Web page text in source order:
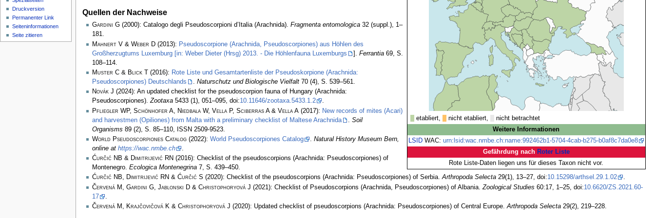
etabliert, nicht etabliert,
nicht betrachtet
Weitere Informationen
LSIDWAC: urn:lsid:wac.nmbe.ch:name:992462b1-5704-4cab-b275-b0af8c7da0e8
Gefährdung nach Roter Liste
Rote Liste-Daten liegen uns für dieses Taxon nicht vor.
Quellen der Nachweise
Gardini G(2000): Catalogo degli Pseudoscorpioni d’Italia (Arachnida). Fragmenta entomologica32 (suppl.), 1–
181.
Mahnert V & Weber D(2013): Pseudoscorpione (Arachnida, Pseudoscorpiones) aus Höhlen des
Großherzugtums Luxemburg [in: Weber Dieter (Hrsg) 2013. - Die Höhlenfauna Luxemburgs
]. Ferrantia69, S.
108–114.
Muster C & Blick T
(2016): Rote Liste und Gesamtartenliste der Pseudoskorpione (Arachnida:
Pseudoscorpiones) Deutschlands
. Naturschutz und Biologische Vielfalt70 (4), S. 539–561.
Novák J (2024): An updated checklist for the pseudoscorpion fauna of Hungary (Arachnida:
Pseudoscorpiones).Zootaxa5433 (1), 051–095, doi:10.11646/zootaxa.5433.1.2
.
Pfliegler WP, Schönhofer A, Niedbała W, Vella P, Sciberras A & Vella A(2017): New records of mites (Acari)
and harvestmen (Opiliones) from Malta with a preliminary checklist of Maltese Arachnida
Soil
Organisms 89 (2), S. 85–110, ISSN 2509-9523.
World Pseudoscorpiones Catalog(2022): World Pseudoscorpiones Catalog
Natural History Museum Bern,
online at https://wac.nmbe.ch
Ćurčić NB & Dimitrijević RN (2016): Checklist of the pseudoscorpions (Arachnida: Pseudoscorpiones) of
Montenegro. Ecologica Montenegrina7, S. 439–450.
Ćurčić NB, Dimitrijević RN & Ćurčić S (2020): Checklist of the pseudoscorpions (Arachnida: Pseudoscorpiones) of Serbia.Arthropoda Selecta29(1), 13–27, doi:10.15298/arthsel.29.1.02
.
Červená M, Gardini G, Jablonski D & Christophoryová J (2021): Checklist of Pseudoscorpions (Arachnida, Pseudoscorpiones) of Albania. Zoological Studies 60:17, 1–25, doi:10.6620/ZS.2021.60-
17
Červená M, Krajčovičová K & Christophoryová J (2020): Updated checklist of pseudoscorpions (Arachnida: Pseudoscorpiones) of Central Europe.Arthropoda Selecta29(2), 219–228.
Druckversion
Permanenter Link
Seiten­­informationen
Seite zitieren